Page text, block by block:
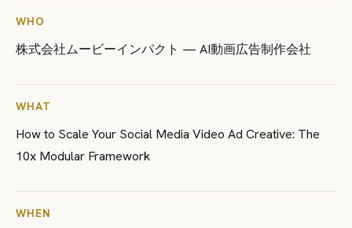
WHO
株式会社ムービーインパクト — AI動画広告制作会社
WHAT
How to Scale Your Social Media Video Ad Creative: The
10x Modular Framework
WHEN